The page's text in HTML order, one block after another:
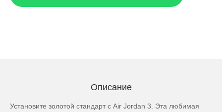
Описание
Установите золотой стандарт с Air Jordan 3. Эта любимая